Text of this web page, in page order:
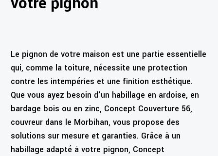
Le pignon de votre maison est une partie essentielle
qui, comme la toiture, nécessite une protection
contre les intempéries et une finition esthétique.
Que vous ayez besoin d’un habillage en ardoise, en
bardage bois ou en zinc, Concept Couverture 56,
couvreur dans le Morbihan, vous propose des
solutions sur mesure et garanties. Grâce à un
habillage adapté à votre pignon, Concept